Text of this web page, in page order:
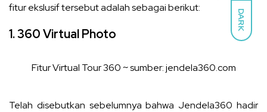
DARK
fitur ekslusif tersebut adalah sebagai berikut:
1. 360 Virtual Photo
Fitur Virtual Tour 360 ~ sumber: jendela360.com
Telah disebutkan sebelumnya bahwa Jendela360 hadir